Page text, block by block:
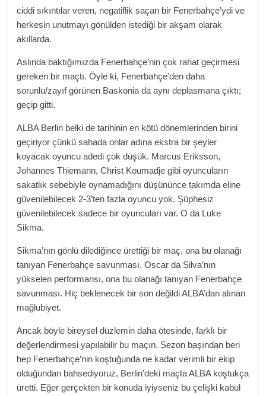
ciddi sıkıntılar veren, negatiflik saçan bir Fenerbahçe’ydi ve
herkesin unutmayı gönülden istediği bir akşam olarak
akıllarda.
Aslında baktığımızda Fenerbahçe’nin çok rahat geçirmesi
gereken bir maçtı. Öyle ki, Fenerbahçe’den daha
sorunlu/zayıf görünen Baskonia da aynı deplasmana çıktı;
geçip gitti.
ALBA Berlin belki de tarihinin en kötü dönemlerinden birini
geçiriyor çünkü sahada onlar adına ekstra bir şeyler
koyacak oyuncu adedi çok düşük. Marcus Eriksson,
Johannes Thiemann, Christ Koumadje gibi oyuncuların
sakatlık sebebiyle oynamadığını düşününce takımda eline
güvenilebilecek 2-3’ten fazla oyuncu yok. Şüphesiz
güvenilebilecek sadece bir oyuncuları var. O da Luke
Sikma.
Sikma’nın gönlü dilediğince ürettiği bir maç, ona bu olanağı
tanıyan Fenerbahçe savunması. Oscar da Silva’nın
yükselen performansı, ona bu olanağı tanıyan Fenerbahçe
savunması. Hiç beklenecek bir son değildi ALBA’dan alınan
mağlubiyet.
Ancak böyle bireysel düzlemin daha ötesinde, farklı bir
değerlendirmesi yapılabilir bu maçın. Sezon başından beri
hep Fenerbahçe’nin koştuğunda ne kadar verimli bir ekip
olduğundan bahsediyoruz, Berlin’deki maçta ALBA koştukça
üretti. Eğer gerçekten bir konuda iyiyseniz bu çelişki kabul